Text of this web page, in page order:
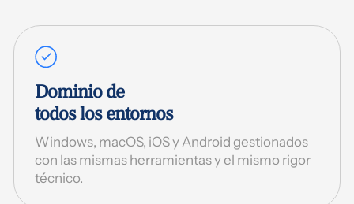
Dominio de
todos los entornos
Windows, macOS, iOS y Android gestionados
con las mismas herramientas y el mismo rigor
técnico.